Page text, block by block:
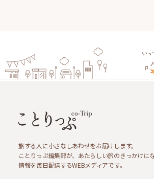
旅する人に小さなしあわせをお届けします。
ことりっぷ編集部が、あたらしい旅のきっかけに
情報を毎日配信するWEBメディアです。